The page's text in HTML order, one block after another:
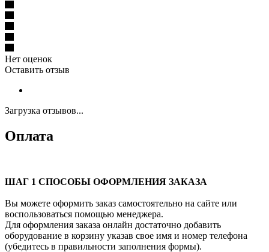
Нет оценок
Оставить отзыв
Загрузка отзывов...
Оплата
ШАГ 1 СПОСОБЫ ОФОРМЛЕНИЯ ЗАКАЗА
Вы можете оформить заказ самостоятельно на сайте или
воспользоваться помощью менеджера.
Для оформления заказа онлайн достаточно добавить
оборудование в корзину указав свое имя и номер телефона
(убедитесь в правильности заполнения формы).